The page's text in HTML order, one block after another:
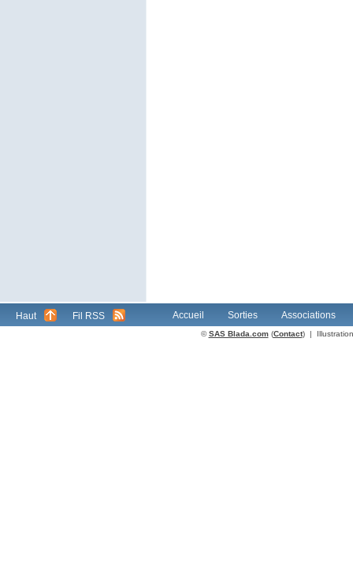
Haut Fil RSS Accueil Sorties Associations
©SAS Blada.com(Contact) |